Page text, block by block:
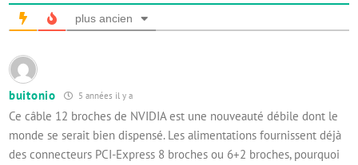
plus ancien
buitonio 5 années il y a
Ce câble 12 broches de NVIDIA est une nouveauté débile dont le
monde se serait bien dispensé. Les alimentations fournissent déjà
des connecteurs PCI-Express 8 broches ou 6+2 broches, pourquoi